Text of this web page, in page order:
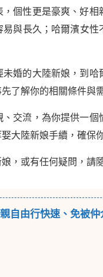
個性更是豪爽、好
與長久；哈爾濱女
婚的大陸新娘，到
了解你的相關條件與
交流，為你提供一
大陸新娘手續，確保
，或有任何疑問，請
自由行快速、免被